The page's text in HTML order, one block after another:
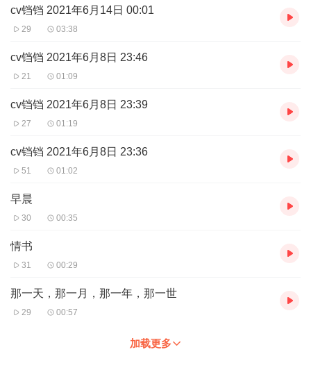
cv铛铛 2021年6月14日 00:01
29 03:38
cv铛铛 2021年6月8日 23:46
21 01:09
cv铛铛 2021年6月8日 23:39
27 01:19
cv铛铛 2021年6月8日 23:36
51 01:02
早晨
30 00:35
情书
31 00:29
那一天，那一月，那一年，那一世
29 00:57
加载更多